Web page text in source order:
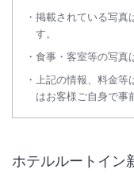
掲載されている写真
す。
食事・客室等の写真
上記の情報、料金
はお客様ご自身で事
ホテルルートイン